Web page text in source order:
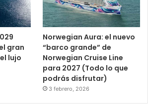
gran
lujo
Norwegian Aura: el nuevo
“barco grande” de
Norwegian Cruise Line
para 2027 (Todo lo que
podrás disfrutar)
3 febrero, 2026